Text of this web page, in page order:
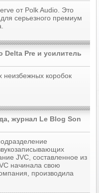
от Polk Audio. Это
серьезного премиум
Pre и усилитель
неизбежных коробок
журнал Le Blog Son
JVC, составленное из
начинала свою
производила